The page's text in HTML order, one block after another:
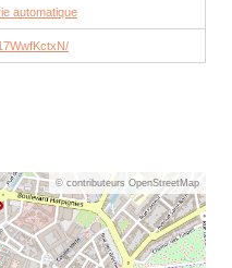
automatique
© contributeurs OpenStreetMap